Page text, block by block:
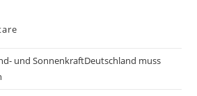
und SonnenkraftDeutschland muss